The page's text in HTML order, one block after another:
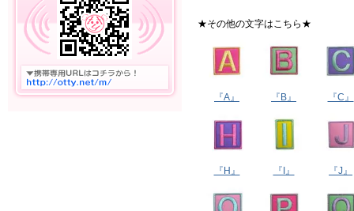
★その他の文字はこちら★
『A』 『B』 『C』
『H』 『I』 『J』